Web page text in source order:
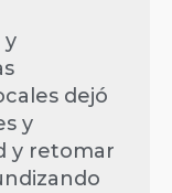
y
dejó
y
y retomar